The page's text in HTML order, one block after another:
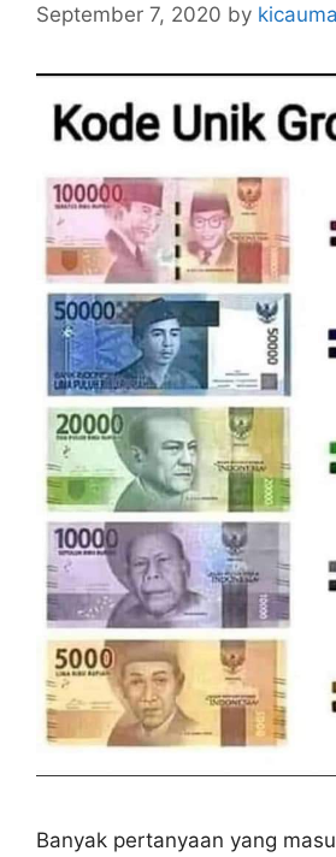
September 7, 2020 by
Banyak pertanyaan yang